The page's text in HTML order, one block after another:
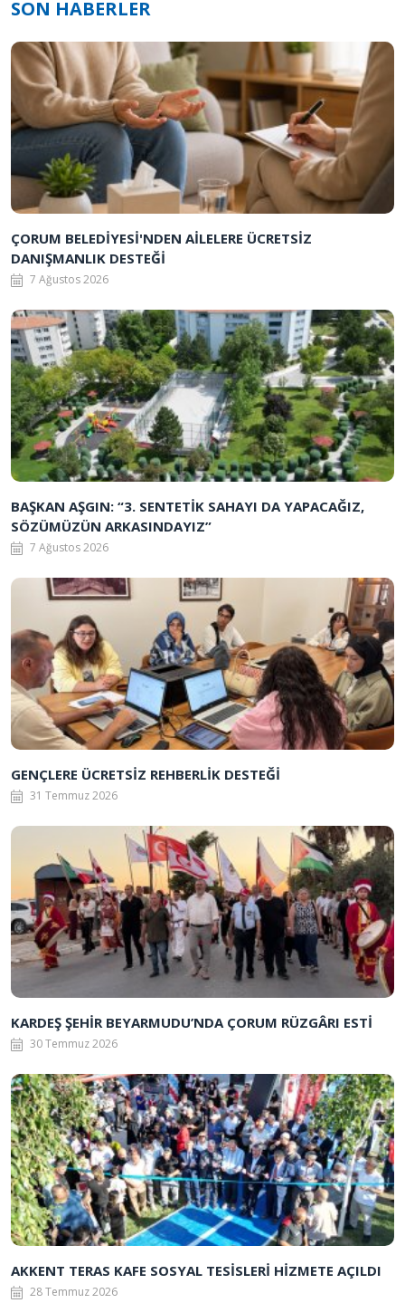
SON HABERLER
ÇORUM BELEDİYESİ'NDEN AİLELERE ÜCRETSİZ
DANIŞMANLIK DESTEĞİ
7 Ağustos 2026
BAŞKAN AŞGIN: “3. SENTETİK SAHAYI DA YAPACAĞIZ,
SÖZÜMÜZÜN ARKASINDAYIZ”
7 Ağustos 2026
GENÇLERE ÜCRETSİZ REHBERLİK DESTEĞİ
31 Temmuz 2026
KARDEŞ ŞEHİR BEYARMUDU’NDA ÇORUM RÜZGÂRI ESTİ
30 Temmuz 2026
AKKENT TERAS KAFE SOSYAL TESİSLERİ HİZMETE AÇILDI
28 Temmuz 2026